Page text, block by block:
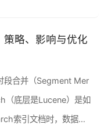
略、影响与优化
（底层是Lucene）是如
索引文档时，数据并